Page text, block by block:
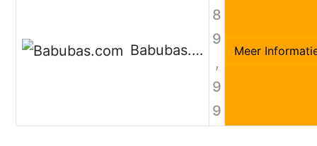
Babubas.com
8
9
,
9
9
Meer